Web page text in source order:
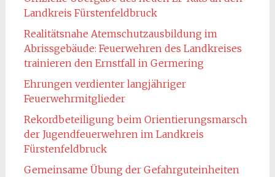
Landkreis Fürstenfeldbruck
Realitätsnahe Atemschutzausbildung im
Abrissgebäude: Feuerwehren des Landkreises
trainieren den Ernstfall in Germering
Ehrungen verdienter langjähriger
Feuerwehrmitglieder
Rekordbeteiligung beim Orientierungsmarsch
der Jugendfeuerwehren im Landkreis
Fürstenfeldbruck
Gemeinsame Übung der Gefahrguteinheiten